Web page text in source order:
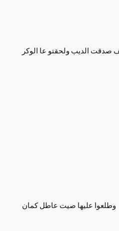
صدقت الديب ولحقتو عا الوكر
وطلعوا عليها صيت عاطل كمان